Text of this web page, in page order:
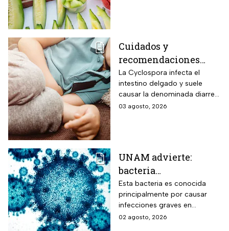
Cuidados y
recomendaciones
para niños ante los
riesgos por cyclospora
La Cyclospora infecta el
intestino delgado y suele
causar la denominada diarrea
explosiva, de acuerdo con
03 agosto, 2026
UNAM advierte:
bacteria
Acinetobacter
baumannii podría
transmitirse entre
humanos y animales
Esta bacteria es conocida
principalmente por causar
infecciones graves en
hospitales
02 agosto, 2026